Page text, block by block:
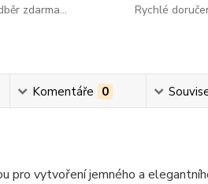
zdarma...
Rychlé
Komentáře 0
pro vytvoření jemného a